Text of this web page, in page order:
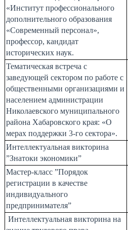
«Институт профессионального
дополнительного образования
«Современный персонал»,
профессор, кандидат
исторических наук.
Тематическая встреча с
заведующей сектором по работе с
общественными организациями и
населением администрации
Николаевского муниципального
района Хабаровского края: «О
мерах поддержки 3-го сектора».
Интеллектуальная викторина
”Знатоки экономики”
Мастер-класс ”Порядок
регистрации в качестве
индивидуального
предпринимателя”
Интеллектуальная викторина на